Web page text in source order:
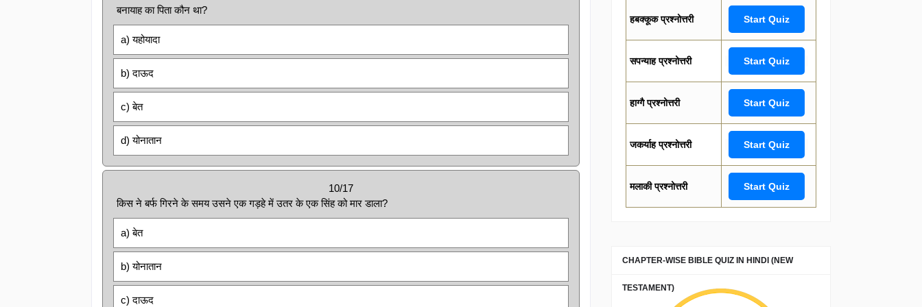
बनायाह का पिता कौन था?
a) यहोयादा
b) दाऊद
c) बेत
d) योनातान
10/17
किस ने बर्फ गिरने के समय उसने एक गड़हे में उतर के एक सिंह को मार डाला?
a) बेत
b) योनातान
c) दाऊद
हबक्कूक प्रश्नोत्तरी Start Quiz
सपन्याह प्रश्नोत्तरी Start Quiz
हाग्गै प्रश्नोत्तरी Start Quiz
जकर्याह प्रश्नोत्तरी Start Quiz
मलाकी प्रश्नोत्तरी Start Quiz
CHAPTER-WISE BIBLE QUIZ IN HINDI (NEW
TESTAMENT)